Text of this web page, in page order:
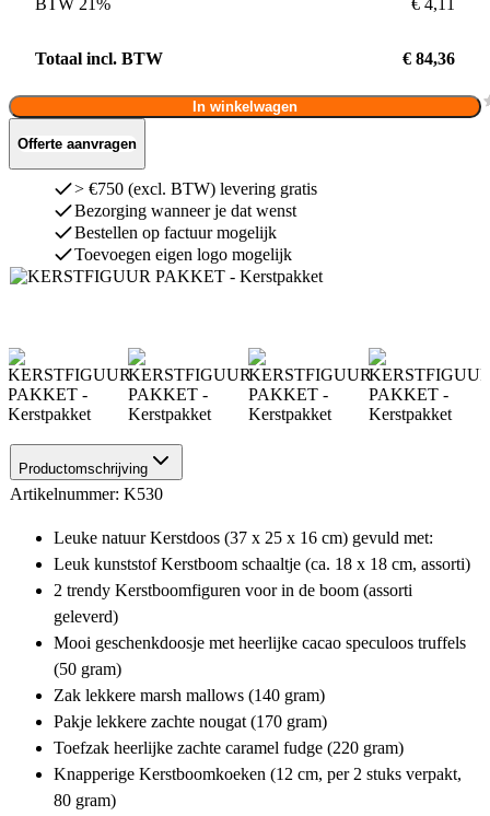
Totaal incl. BTW € 84,36
In winkelwagen
Offerte aanvragen
> €750 (excl. BTW) levering gratis
Bezorging wanneer je dat wenst
Bestellen op factuur mogelijk
Toevoegen eigen logo mogelijk
Productomschrijving
Artikelnummer: K530
Leuke natuur Kerstdoos (37 x 25 x 16 cm) gevuld met:
Leuk kunststof Kerstboom schaaltje (ca. 18 x 18 cm, assorti)
2 trendy Kerstboomfiguren voor in de boom (assorti
geleverd)
Mooi geschenkdoosje met heerlijke cacao speculoos truffels
(50 gram)
Zak lekkere marsh mallows (140 gram)
Pakje lekkere zachte nougat (170 gram)
Toefzak heerlijke zachte caramel fudge (220 gram)
Knapperige Kerstboomkoeken (12 cm, per 2 stuks verpakt,
80 gram)